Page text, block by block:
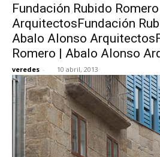
Fundación Rubido
ArquitectosFundación
Abalo Alonso
Romero | Abalo Alonso
veredes - 10 abril, 2013